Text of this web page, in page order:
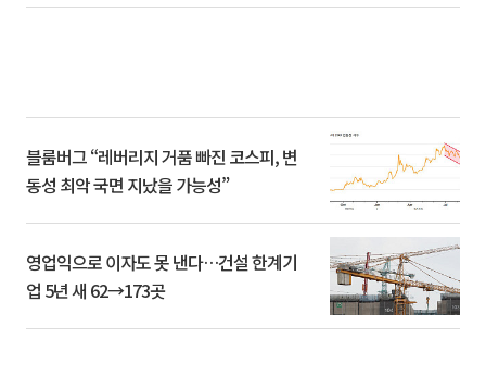
블룸버그 “레버리지 거품 빠진 코스피, 변
동성 최악 국면 지났을 가능성”
영업익으로 이자도 못 낸다…건설 한계기
업 5년 새 62→173곳